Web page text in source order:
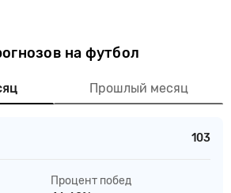
на футбол
Прошлый месяц
103
Процент побед